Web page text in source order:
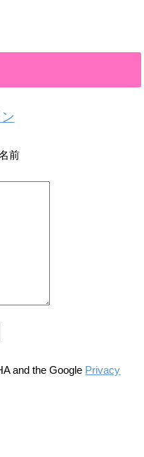
名前
and the Google Privacy